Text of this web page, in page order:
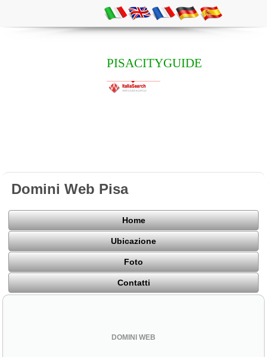
PISACITYGUIDE
Domini Web Pisa
Home
Ubicazione
Foto
Contatti
DOMINI WEB